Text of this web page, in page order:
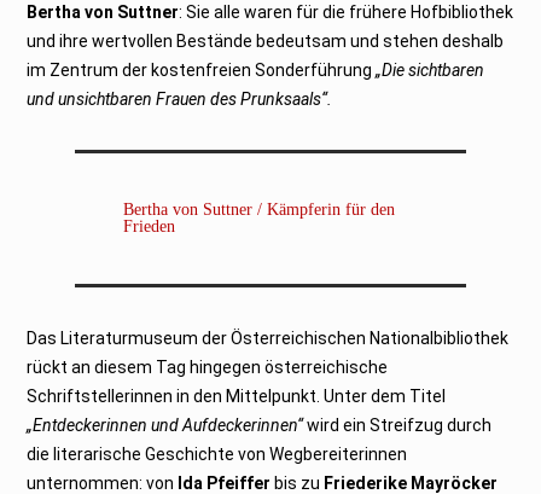
Bertha von Suttner: Sie alle waren für die frühere Hofbibliothek
und ihre wertvollen Bestände bedeutsam und stehen deshalb
im Zentrum der kostenfreien Sonderführung„Die sichtbaren
und unsichtbaren Frauen des Prunksaals“.
Bertha von Suttner / Kämpferin für den
Frieden
Das Literaturmuseum der Österreichischen Nationalbibliothek
rückt an diesem Tag hingegen österreichische
Schriftstellerinnen in den Mittelpunkt. Unter dem Titel
„Entdeckerinnen und Aufdeckerinnen“wird ein Streifzug durch
die literarische Geschichte von Wegbereiterinnen
unternommen: von Ida Pfeiffer bis zu Friederike Mayröcker